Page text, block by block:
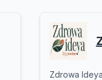
Zdrowa